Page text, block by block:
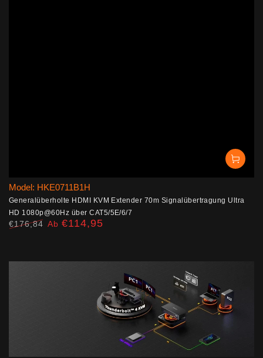
Model: HKE0711B1H
Generalüberholte HDMI KVM Extender 70m Signalübertragung Ultra
HD 1080p@60Hz über CAT5/5E/6/7
€176,84 Ab €114,95